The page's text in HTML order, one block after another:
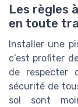
Les règles
en toute
Installer une
c’est profiter
de respecter
sécurité de
sol sont